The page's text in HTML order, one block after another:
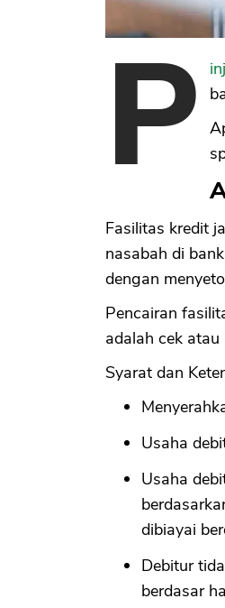
P
Fasilitas kredit
nasabah di
dengan
Pencairan
adalah cek atau
Syarat dan
Usaha
Usaha
dibiayai
Debitur
berdasar